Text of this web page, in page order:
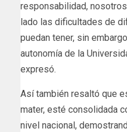
responsabilidad,
lado las dificultades de
puedan tener, sin
autonomía de la
expresó.
Así también resaltó que
mater, esté consolidada
nivel nacional,